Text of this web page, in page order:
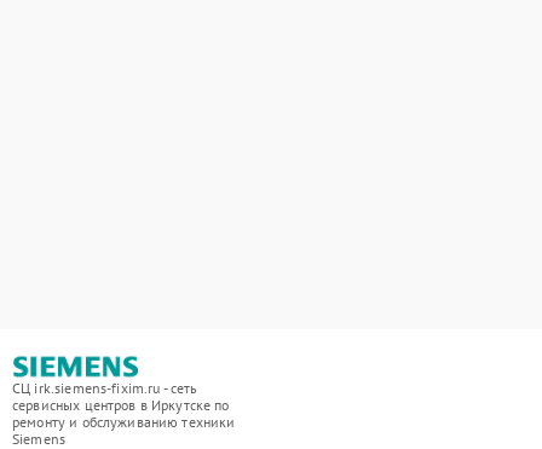
СЦ irk.siemens-fixim.ru - сеть
сервисных центров в Иркутске по
ремонту и обслуживанию техники
Siemens